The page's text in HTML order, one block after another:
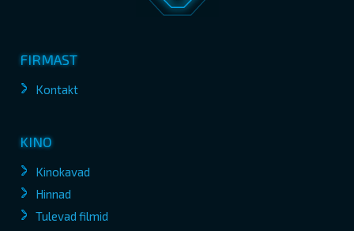
FIRMAST
Kontakt
KINO
Kinokavad
Hinnad
Tulevad filmid